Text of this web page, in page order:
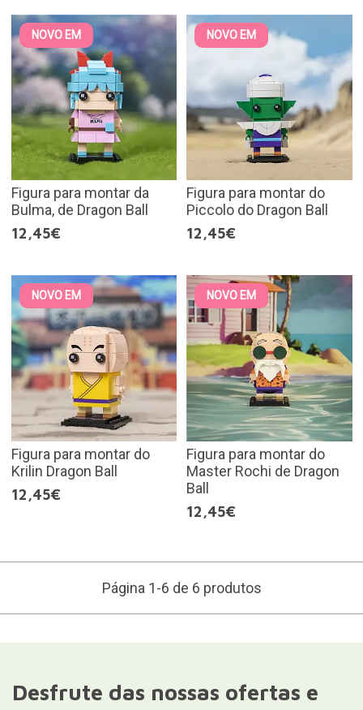
NOVO EM
Figura para montar da
Bulma, de Dragon Ball
12,45€
NOVO EM
Figura para montar do
Piccolo do Dragon Ball
12,45€
NOVO EM
Figura para montar do
Krilin Dragon Ball
12,45€
NOVO EM
Figura para montar do
Master Rochi de Dragon
Ball
12,45€
Página 1-6 de 6 produtos
Desfrute das nossas ofertas e